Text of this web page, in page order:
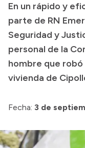
Autoridades
Delegaciones
Normativa
En un rápido y
parte de RN
Seguridad y
personal de la
hombre que robó
vivienda de
Fecha: 3 de